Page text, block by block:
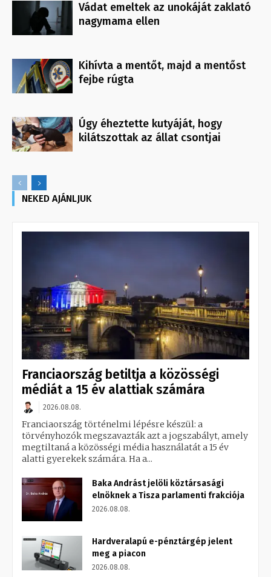
Vádat emeltek az unokáját zaklató
nagymama ellen
Kihívta a mentőt, majd a mentőst
fejbe rúgta
Úgy éheztette kutyáját, hogy
kilátszottak az állat csontjai
NEKED AJÁNLJUK
Franciaország betiltja a közösségi
médiát a 15 év alattiak számára
2026.08.08.
Franciaország történelmi lépésre készül: a
törvényhozók megszavazták azt a jogszabályt, amely
megtiltaná a közösségi média használatát a 15 év
alatti gyerekek számára. Ha a...
Baka Andrást jelöli köztársasági
elnöknek a Tisza parlamenti frakciója
2026.08.08.
Hardveralapú e-pénztárgép jelent
meg a piacon
2026.08.08.